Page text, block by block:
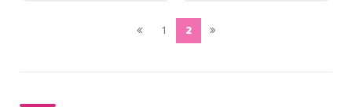
pagina
1 2
(current)
pagina